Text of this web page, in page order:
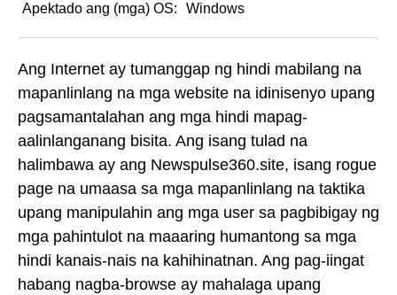
Apektado ang (mga) OS:
Windows
Ang Internet ay tumanggap ng hindi mabilang na
mapanlinlang na mga website na idinisenyo upang
pagsamantalahan ang mga hindi mapag-
aalinlanganang bisita. Ang isang tulad na
halimbawa ay ang Newspulse360.site, isang rogue
page na umaasa sa mga mapanlinlang na taktika
upang manipulahin ang mga user sa pagbibigay ng
mga pahintulot na maaaring humantong sa mga
hindi kanais-nais na kahihinatnan. Ang pag-iingat
habang nagba-browse ay mahalaga upang